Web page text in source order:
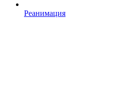
Реанимация